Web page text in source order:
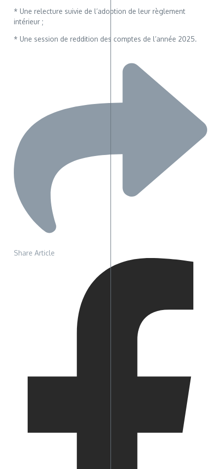
* Une relecture suivie de l’adoption de leur règlement
intérieur ;
* Une session de reddition des comptes de l’année 2025.
Share Article